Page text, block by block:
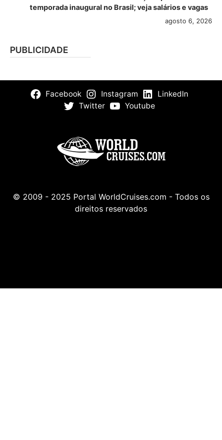
temporada inaugural no Brasil; veja salários e vagas
agosto 6, 2026
PUBLICIDADE
Facebook Instagram
LinkedIn
Twitter
Youtube
© 2009 - 2025 Portal WorldCruises.com - Todos os
direitos reservados